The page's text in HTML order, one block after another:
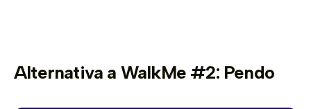
Alternativa a WalkMe #2: Pendo